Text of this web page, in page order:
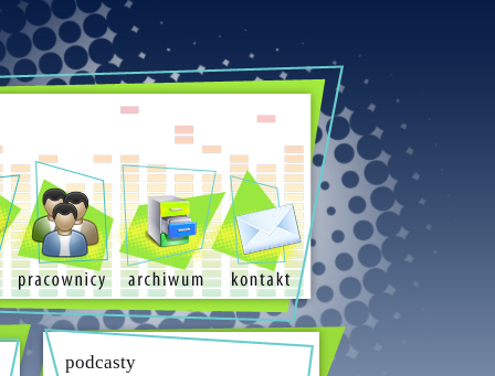
podcasty